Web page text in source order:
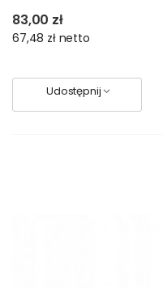
83,00 zł
67,48 zł netto
Udostępnij